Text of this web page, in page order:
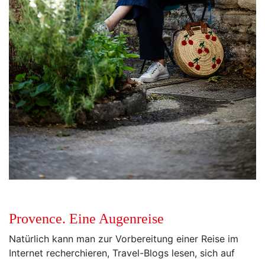
Provence. Eine Augenreise
Natürlich kann man zur Vorbereitung einer Reise im
Internet recherchieren, Travel-Blogs lesen, sich auf